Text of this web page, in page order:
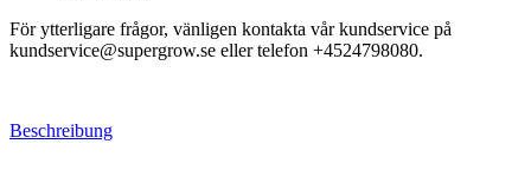
För ytterligare frågor, vänligen kontakta vår kundservice på
kundservice@supergrow.se eller telefon +4524798080.
Beschreibung